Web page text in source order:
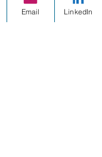
Email LinkedIn